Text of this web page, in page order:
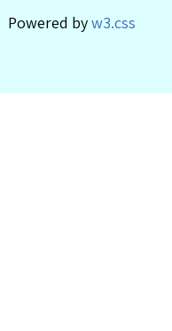
Powered byw3.css